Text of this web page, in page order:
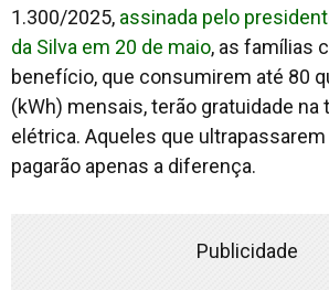
1.300/2025, assinada pelo
da Silva em 20 de maio, as famílias
benefício, que consumirem até 80
(kWh) mensais, terão gratuidade na
elétrica. Aqueles que
pagarão apenas a diferença.
Publicidade